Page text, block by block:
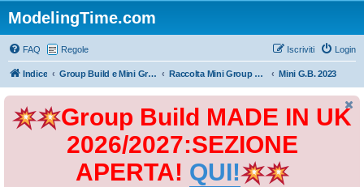
ModelingTime.com
FAQ Regole Login
Iscriviti
Indice Group Build e Mini Group Build Raccolta Mini Group Build Mini G.B. 2023
Group Build MADE IN UK
2026/2027:SEZIONE
APERTA! QUI!